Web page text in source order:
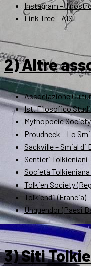
Instagram – Il
Link Tree – AIST
2) Altre
Associazione
Ist. Filosofico
Mythopoeic Society
Proudneck – Lo
Sackville – Smial di
Sentieri Tolkieniani
Società
Tolkien Society
Tolkiendil (Francia)
Unquendor (Paesi
3) Siti